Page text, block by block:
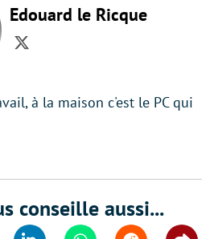
Edouard le Ricque
Twitter
à la maison c'est le PC qui
conseille aussi...